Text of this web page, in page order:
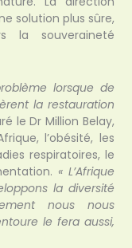
solution plus sûre,
la souveraineté
lorsque de
la restauration
le Dr Million Belay,
l’obésité, les
respiratoires, le
« L’Afrique
la diversité
nous nous
le fera aussi,